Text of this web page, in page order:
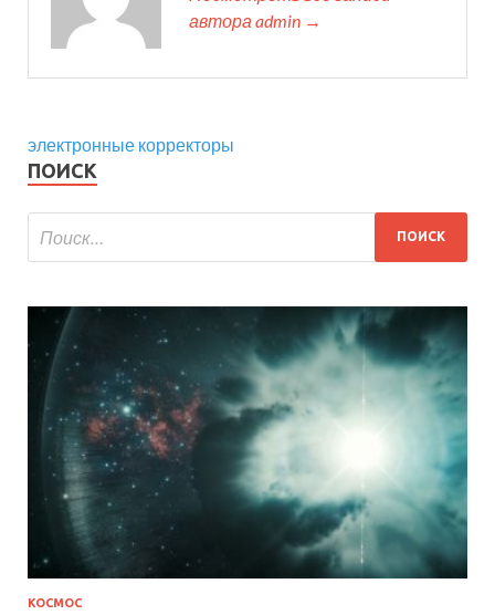
автора admin →
электронные корректоры
ПОИСК
КОСМОС